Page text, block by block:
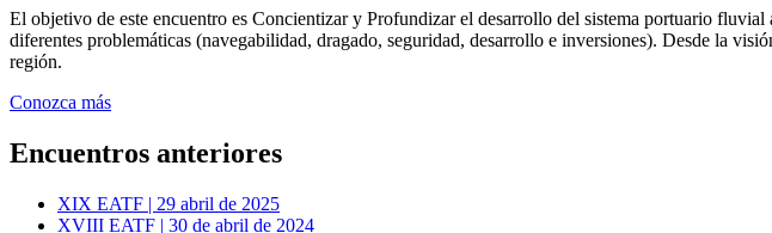
El objetivo de este encuentro es Concientizar y Profundizar el desarrollo del sistema portuario
diferentes problemáticas (navegabilidad, dragado, seguridad, desarrollo e inversiones). Desde la
región.
Conozca más
Encuentros anteriores
XIX EATF | 29 abril de 2025
XVIII EATF | 30 de abril de 2024